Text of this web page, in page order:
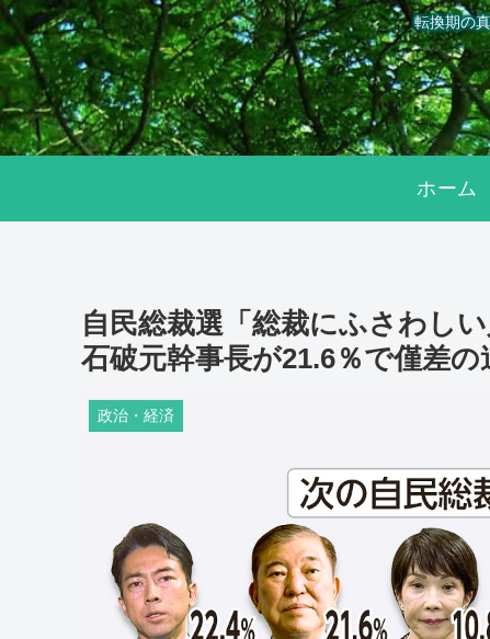
転換期の
ホーム
自民総裁選「総裁にふさわし
石破元幹事長が21.6％で僅差の
政治・経済